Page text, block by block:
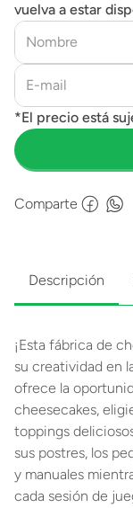
vuelva a estar
Comparte
Descripción
¡Esta fábrica de
su creatividad en
ofrece la
cheesecakes,
toppings
sus postres, los
y manuales
cada sesión de